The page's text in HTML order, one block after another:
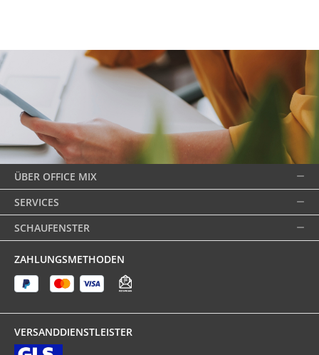
ÜBER OFFICE MIX
SERVICES
SCHAUFENSTER
ZAHLUNGSMETHODEN
VERSANDDIENSTLEISTER